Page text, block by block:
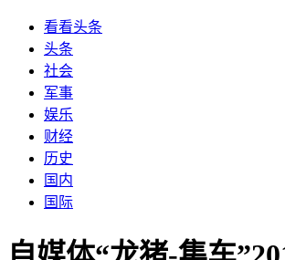
看看头条
头条
社会
军事
娱乐
财经
历史
国内
国际